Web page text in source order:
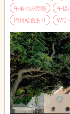
午前のみ勤務
午後
職員給食あり
Wワ